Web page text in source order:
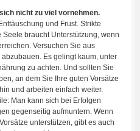
nicht zu viel vornehmen.
und Frust. Strikte
braucht Unterstützung, wenn
Versuchen Sie aus
Es gelingt kaum, unter
zu achten. Und sollten Sie
an dem Sie Ihre guten Vorsätze
und arbeiten einfach weiter.
Man kann sich bei Erfolgen
gegenseitig aufmuntern. Wenn
unterstützen, gibt es auch